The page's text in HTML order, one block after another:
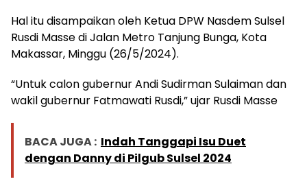
Hal itu disampaikan oleh Ketua DPW Nasdem Sulsel
Rusdi Masse di Jalan Metro Tanjung Bunga, Kota
Makassar, Minggu (26/5/2024).
“Untuk calon gubernur Andi Sudirman Sulaiman dan
wakil gubernur Fatmawati Rusdi,” ujar Rusdi Masse
BACA JUGA : Indah Tanggapi Isu Duet
dengan Danny di Pilgub Sulsel 2024